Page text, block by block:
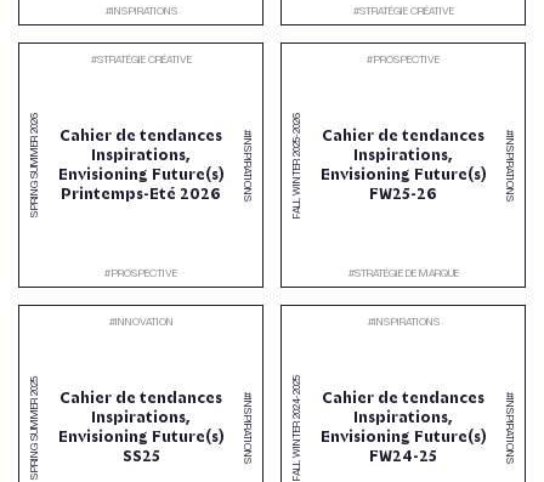
#INSPIRATIONS #STRATÉGIE CRÉATIVE
Cahier de tendances
Inspirations,
Envisioning Future(s)
Printemps-Eté 2026
#STRATÉGIE CRÉATIVE
#PROSPECTIVE
SPRING SUMMER
2026
#INSPIRATIONS
Cahier de tendances
Inspirations,
Envisioning Future(s)
FW25-26
#PROSPECTIVE
#STRATÉGIE DE MARQUE
FALL WINTER
2025
-
2026
#INSPIRATIONS
Cahier de tendances
Inspirations,
Envisioning Future(s)
SS25
#INNOVATION
SPRING SUMMER
2025
#INSPIRATIONS
Cahier de tendances
Inspirations,
Envisioning Future(s)
FW24-25
#INSPIRATIONS
FALL WINTER
2024
-
2025
#INSPIRATIONS